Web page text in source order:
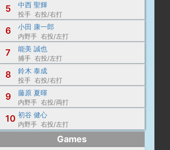
5 中西 聖輝
投手 右投/右打
6 小田 康一郎
内野手 右投/左打
7 能美 誠也
捕手 右投/左打
8 鈴木 泰成
投手 右投/右打
9 藤原 夏暉
内野手 右投/両打
10 初谷 健心
内野手 右投/左打
Games